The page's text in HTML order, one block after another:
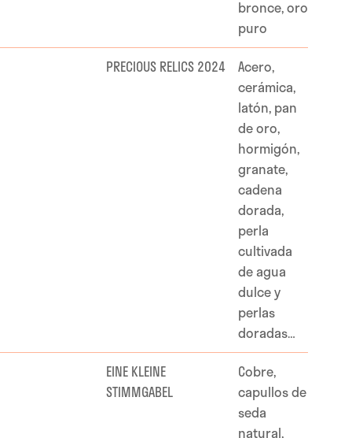
bronce, oro
puro
PRECIOUS RELICS 2024
Acero,
cerámica,
latón, pan
de oro,
hormigón,
granate,
cadena
dorada,
perla
cultivada
de agua
dulce y
perlas
doradas…
EINE KLEINE
STIMMGABEL
Cobre,
capullos de
seda
natural,